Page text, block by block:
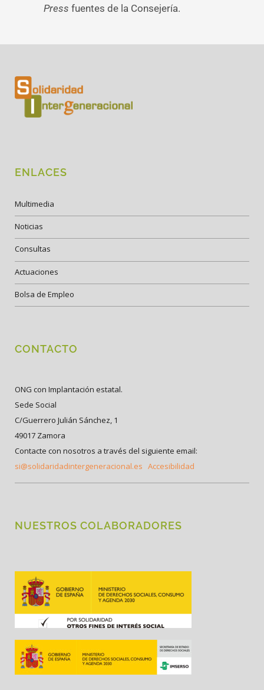
Press fuentes de la Consejería.
ENLACES
Multimedia
Noticias
Consultas
Actuaciones
Bolsa de Empleo
CONTACTO
ONG con Implantación estatal.
Sede Social
C/Guerrero Julián Sánchez, 1
49017 Zamora
Contacte con nosotros a través del siguiente email:
si@solidaridadintergeneracional.es Accesibilidad
NUESTROS COLABORADORES